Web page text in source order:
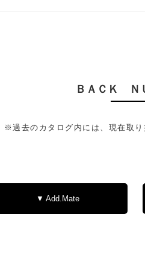
トイレタリー
ＢＡＣＫ Ｎ
※過去のカタログ内には、現在取り
▼ Add.Mate